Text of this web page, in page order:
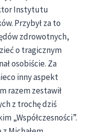
Instytutu
Przybył za to
zdrowotnych,
o tragicznym
osobiście. Za
inny aspekt
razem zestawił
z trochę dziś
„Współczesności”.